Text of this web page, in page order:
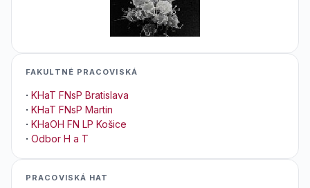
FAKULTNÉ PRACOVISKÁ
· KHaT FNsP Bratislava
· KHaT FNsP Martin
· KHaOH FN LP Košice
· Odbor H a T
PRACOVISKÁ HAT